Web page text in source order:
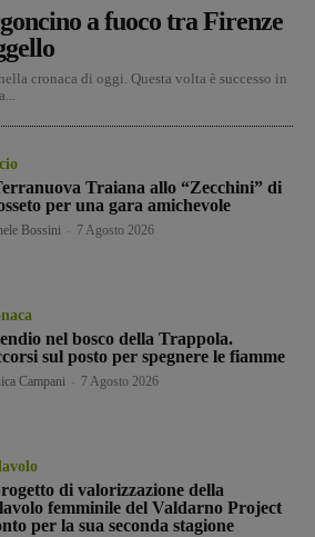
a fuoco tra Firenze
cronaca di oggi. Questa volta è successo in
Traiana allo “Zecchini” di
per una gara amichevole
Bossini 7 Agosto 2026
nel bosco della Trappola.
sul posto per spegnere le fiamme
Campani 7 Agosto 2026
di valorizzazione della
femminile del Valdarno Project
per la sua seconda stagione